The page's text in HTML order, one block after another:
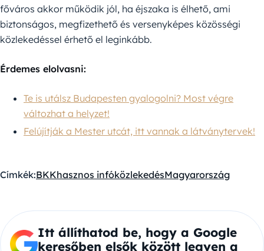
főváros akkor működik jól, ha éjszaka is élhető, ami
biztonságos, megfizethető és versenyképes közösségi
közlekedéssel érhető el leginkább.
Érdemes elolvasni:
Te is utálsz Budapesten gyalogolni? Most végre
változhat a helyzet!
Felújítják a Mester utcát, itt vannak a látványtervek!
Címkék:BKKhasznos infóközlekedésMagyarország
Itt állíthatod be, hogy a Google
keresőben elsők között legyen a